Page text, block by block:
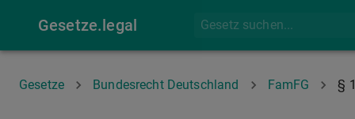
Gesetze.legal
Gesetze Bundesrecht Deutschland FamFG §